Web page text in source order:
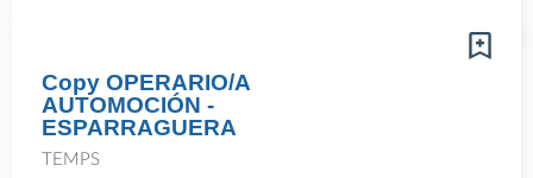
Copy OPERARIO/A
AUTOMOCIÓN -
ESPARRAGUERA
TEMPS